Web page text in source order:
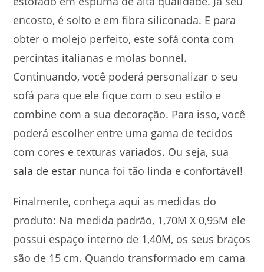
encosto, é solto e em fibra siliconada. E para
obter o molejo perfeito, este sofá conta com
percintas italianas e molas bonnel.
Continuando, você poderá personalizar o seu
sofá para que ele fique com o seu estilo e
combine com a sua decoração. Para isso, você
poderá escolher entre uma gama de tecidos
com cores e texturas variados. Ou seja, sua
sala de estar nunca foi tão linda e confortável!
Finalmente, conheça aqui as medidas do
produto: Na medida padrão, 1,70M X 0,95M ele
possui espaço interno de 1,40M, os seus braços
são de 15 cm. Quando transformado em cama